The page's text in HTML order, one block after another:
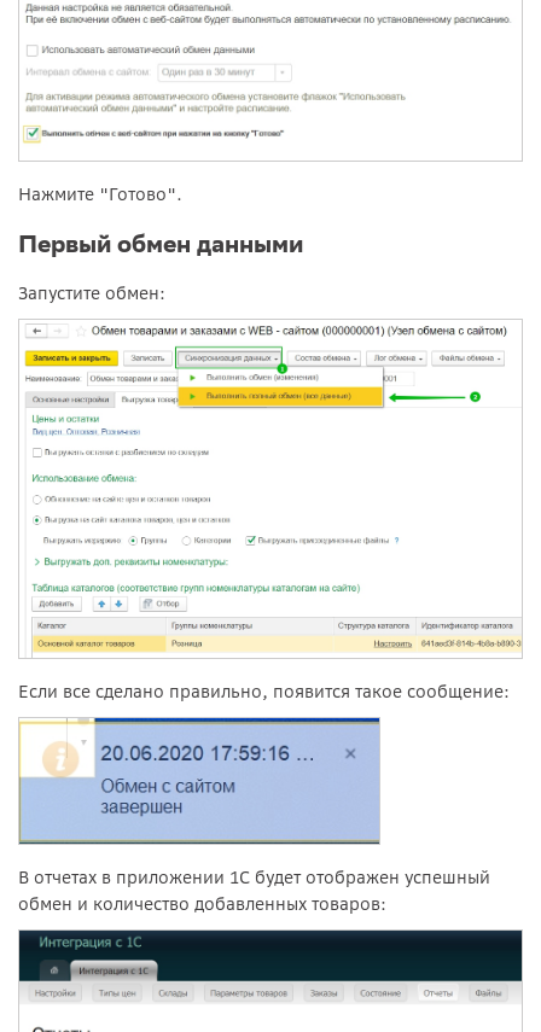
Нажмите "Готово".
Первый обмен данными
Запустите обмен:
Если все сделано правильно, появится такое сообщение:
В отчетах в приложении 1С будет отображен успешный
обмен и количество добавленных товаров: